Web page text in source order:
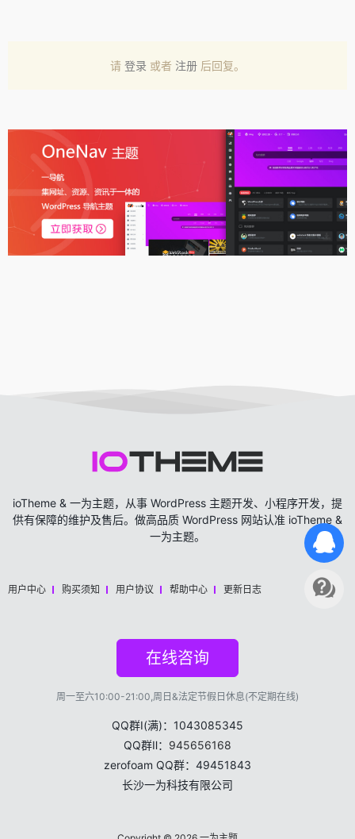
请 登录 或者 注册 后回复。
ioTheme & 一为主题，从事 WordPress 主题开发、小程序开发，提
供有保障的维护及售后。做高品质 WordPress 网站认准 ioTheme &
一为主题。
用户中心 购买须知 用户协议 帮助中心 更新日志
在线咨询
周一至六10:00-21:00,周日&法定节假日休息(不定期在线)
QQ群Ⅰ(满)：1043085345
QQ群Ⅱ： 945656168
zerofoam QQ群：49451843
长沙一为科技有限公司